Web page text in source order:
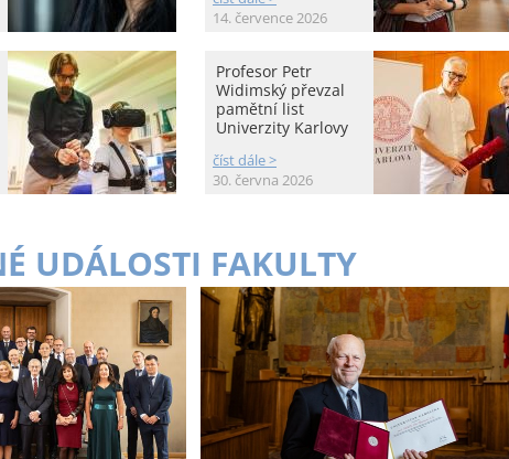
14. července 2026
Profesor Petr
Widimský převzal
pamětní list
Univerzity Karlovy
číst dále >
30. června 2026
UDÁLOSTI FAKULTY